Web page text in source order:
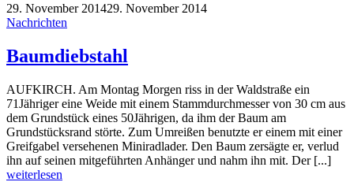
29. November 201429. November 2014
Nachrichten
Baumdiebstahl
AUFKIRCH. Am Montag Morgen riss in der Waldstraße ein
71Jähriger eine Weide mit einem Stammdurchmesser von 30 cm aus
dem Grundstück eines 50Jährigen, da ihm der Baum am
Grundstücksrand störte. Zum Umreißen benutzte er einem mit einer
Greifgabel versehenen Miniradlader. Den Baum zersägte er, verlud
ihn auf seinen mitgeführten Anhänger und nahm ihn mit. Der [...]
weiterlesen